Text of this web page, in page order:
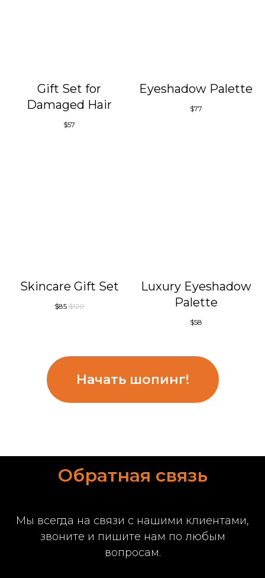
Gift Set for
Damaged Hair
$57
Eyeshadow Palette
$77
Skincare Gift Set
$85 $120
Luxury Eyeshadow
Palette
$58
Начать шопинг!
Обратная связь
Мы всегда на связи с нашими клиентами,
звоните и пишите нам по любым
вопросам.